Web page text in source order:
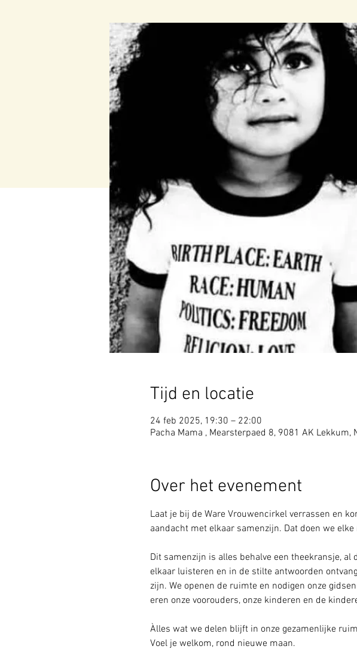
Tijd en locatie
24 feb 2025, 19:30 – 22:00
Pacha Mama , Mearsterpaed 8, 9081 AK Lekkum,
Over het evenement
Laat je bij de Ware Vrouwencirkel verrassen en
aandacht met elkaar samenzijn. Dat doen we
Dit samenzijn is alles behalve een theekransje,
elkaar luisteren en in de stilte antwoorden
zijn. We openen de ruimte en nodigen onze
eren onze voorouders, onze kinderen en de
Àlles wat we delen blijft in onze gezamenlijke
Voel je welkom, rond nieuwe maan.